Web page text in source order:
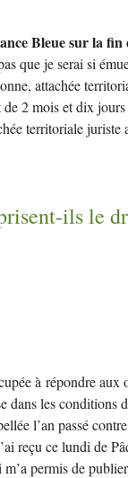
Bleue sur la
que je serai si
attachée
2 mois et dix
territoriale juriste
ils le
à répondre aux
dans les conditions
l’an passé
reçu ce lundi de
permis de